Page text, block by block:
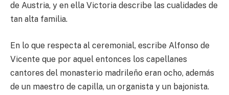
de Austria, y en ella Victoria describe las cualidades de
tan alta familia.
En lo que respecta al ceremonial, escribe Alfonso de
Vicente que por aquel entonces los capellanes
cantores del monasterio madrileño eran ocho, además
de un maestro de capilla, un organista y un bajonista.